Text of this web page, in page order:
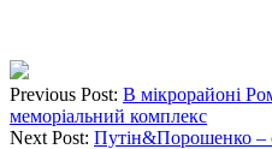
Previous Post: В мікрорайоні
меморіальний комплекс
Next Post: Путін&Порошенко –